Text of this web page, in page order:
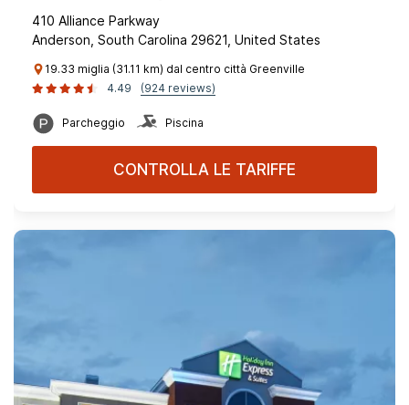
410 Alliance Parkway
Anderson, South Carolina 29621, United States
19.33 miglia (31.11 km) dal centro città Greenville
4.49
(924 reviews)
Parcheggio Piscina
CONTROLLA LE TARIFFE